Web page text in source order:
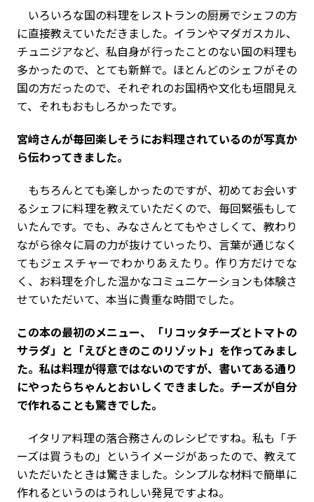
いろいろな国の料理をレストランの厨房でシェフの方
に直接教えていただきました。イランやマダガスカル、
チュニジアなど、私自身が行ったことのない国の料理も
多かったので、とても新鮮で。ほとんどのシェフがその
国の方だったので、それぞれのお国柄や文化も垣間見え
て、それもおもしろかったです。
――宮﨑さんが毎回楽しそうにお料理されているのが写真か
ら伝わってきました。
もちろんとても楽しかったのですが、初めてお会いす
るシェフに料理を教えていただくので、毎回緊張もして
いたんです。でも、みなさんとてもやさしくて、教わり
ながら徐々に肩の力が抜けていったり、言葉が通じなく
てもジェスチャーでわかりあえたり。作り方だけでな
く、お料理を介した温かなコミュニケーションも体験さ
せていただいて、本当に貴重な時間でした。
――この本の最初のメニュー、「リコッタチーズとトマトの
サラダ」と「えびときのこのリゾット」を作ってみまし
た。私は料理が得意ではないのですが、書いてある通り
にやったらちゃんとおいしくできました。チーズが自分
で作れることも驚きでした。
イタリア料理の落合務さんのレシピですね。私も「チ
ーズは買うもの」というイメージがあったので、教えて
いただいたときは驚きました。シンプルな材料で簡単に
作れるというのはうれしい発見ですよね。